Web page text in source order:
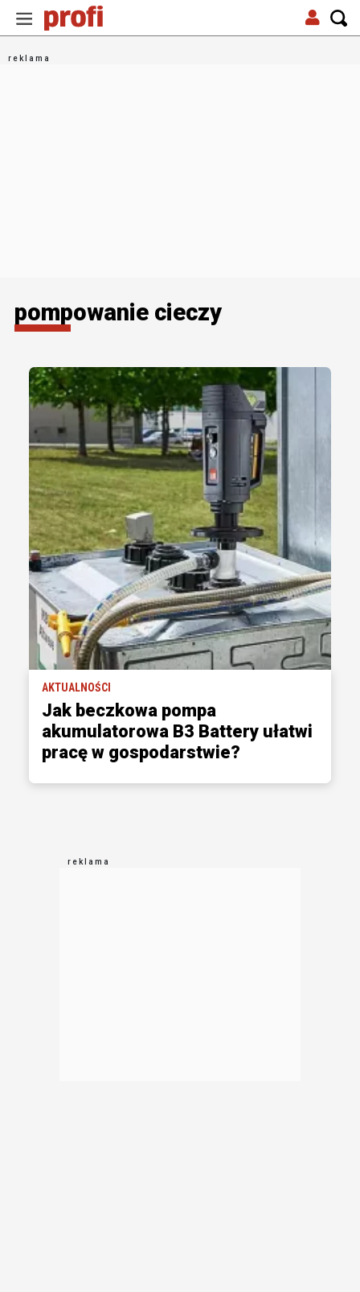
pompowanie cieczy
AKTUALNOŚCI
Jak beczkowa pompa
akumulatorowa B3 Battery ułatwi
pracę w gospodarstwie?